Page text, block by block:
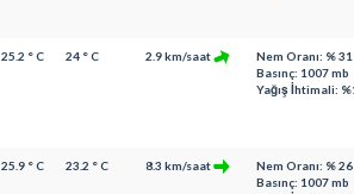
25.2 ° C 24 ° C 2.9 km/saat
Nem Oranı: % 31
Basınç: 1007 mb
Yağış İhtimali:
25.9 ° C 23.2 ° C 8.3 km/saat
Nem Oranı: % 26
Basınç: 1007 mb